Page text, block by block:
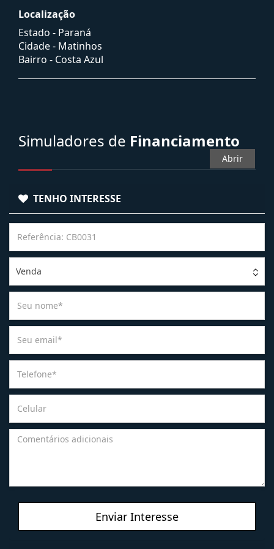
Localização
Estado - Paraná
Cidade - Matinhos
Bairro - Costa Azul
Simuladores de Financiamento
Abrir
TENHO INTERESSE
Venda